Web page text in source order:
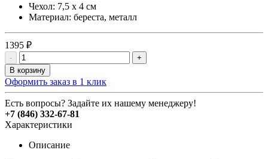
Чехол: 7,5 x 4 см
Материал: береста, металл
1395 ₽
-
+
В корзину
Оформить заказ в 1 клик
Есть вопросы? Задайте их нашему менеджеру!
+7 (846) 332-67-81
Характеристики
Описание